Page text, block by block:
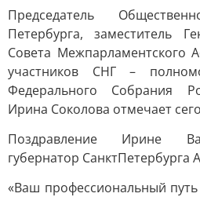
Председатель
Петербурга, заместитель
Совета Межпарламентского
участников СНГ –
Федерального Собрания
Ирина Соколова отмечает
Поздравление Ирине
губернатор СанктПетербурга
«Ваш профессиональный